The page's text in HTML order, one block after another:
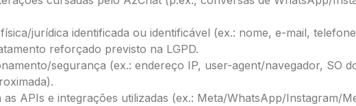
jurídica identificada ou identificável (ex.: nome, e-mail,
reforçado previsto na LGPD.
segurança (ex.: endereço IP, user-agent/navegador, SO
APIs e integrações utilizadas (ex.: Meta/WhatsApp/Instagram/